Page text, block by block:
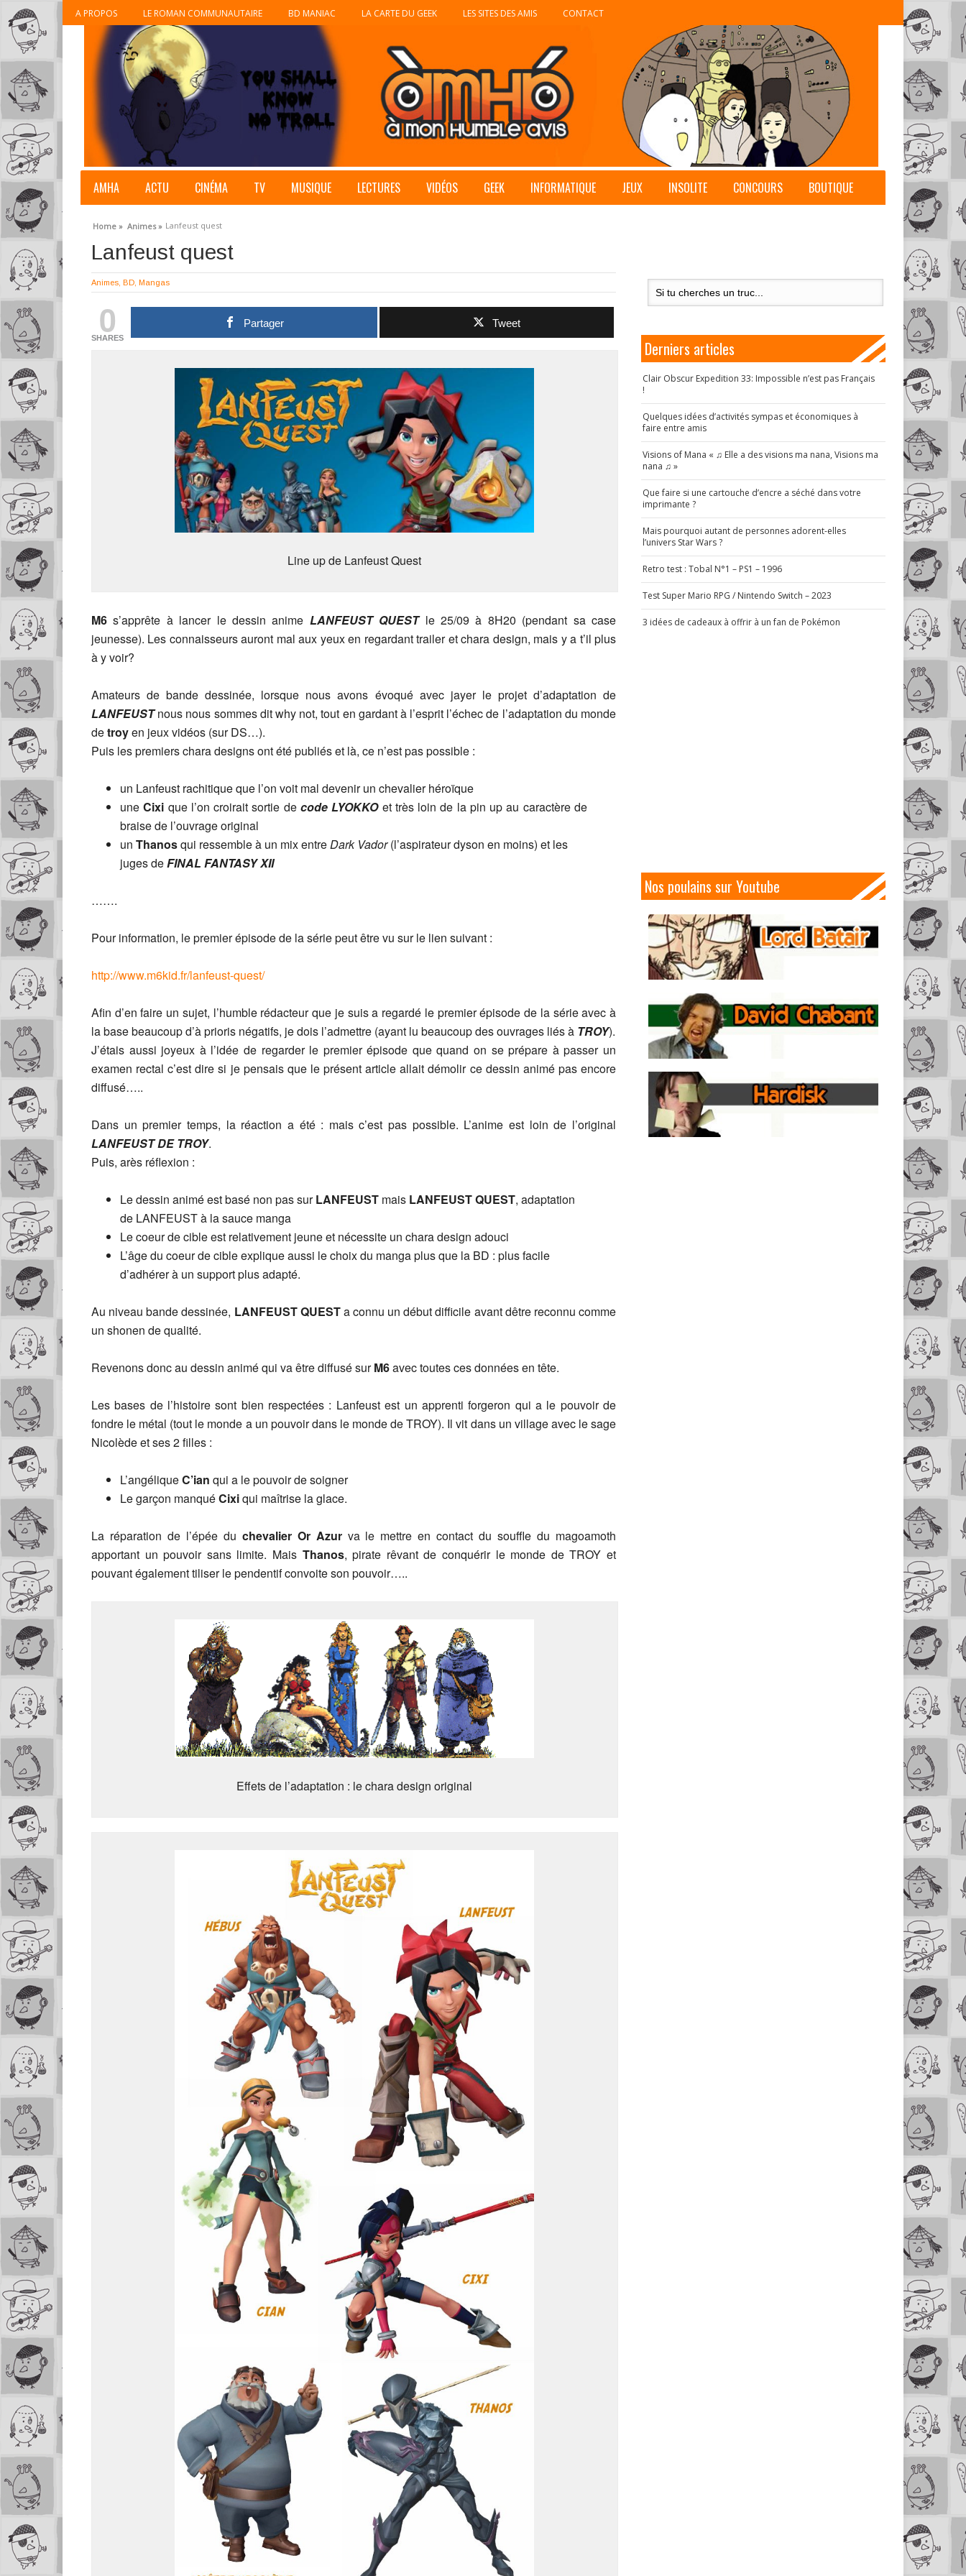
A PROPOS LE ROMAN COMMUNAUTAIRE BD MANIAC LA CARTE DU GEEK LES SITES DES AMIS CONTACT
AMHA ACTU CINÉMA TV MUSIQUE LECTURES VIDÉOS GEEK INFORMATIQUE JEUX INSOLITE CONCOURS BOUTIQUE
Home » Animes » Lanfeust quest
Lanfeust quest
Animes BD Mangas
0
SHARES
Partager Tweet
Line up de Lanfeust Quest
M6 s’apprête à lancer le dessin anime LANFEUST QUEST le 25/09 à 8H20 (pendant sa case
jeunesse). Les connaisseurs auront mal aux yeux en regardant trailer et chara design, mais y a t’il plus
à y voir?
Amateurs de bande dessinée, lorsque nous avons évoqué avec jayer le projet d’adaptation de
LANFEUST nous nous sommes dit why not, tout en gardant à l’esprit l’échec de l’adaptation du monde
detroyen jeux vidéos (sur DS…).
Puis les premiers chara designs ont été publiés et là, ce n’est pas possible :
un Lanfeust rachitique que l’on voit mal devenir un chevalier héroïque
uneCixi que l’on croirait sortie de code LYOKKOet très loin de la pin up au caractère de
braise de l’ouvrage original
un Thanosqui ressemble à un mix entreDark Vador(l’aspirateur dyson en moins) et les
juges deFINAL FANTASY XII
…….
Pour information, le premier épisode de la série peut être vu sur le lien suivant :
http://www.m6kid.fr/lanfeust-quest/
Afin d’en faire un sujet, l’humble rédacteur que je suis a regardé le premier épisode de la série avec à
la base beaucoup d’à prioris négatifs, je dois l’admettre (ayant lu beaucoup des ouvrages liés à TROY).
J’étais aussi joyeux à l’idée de regarder le premier épisode que quand on se prépare à passer un
examen rectal c’est dire si je pensais que le présent article allait démolir ce dessin animé pas encore
diffusé…..
Dans un premier temps, la réaction a été : mais c’est pas possible. L’anime est loin de l’original
LANFEUST DE TROY.
Puis, arès réflexion :
Le dessin animé est basé non pas surLANFEUST mais LANFEUST QUEST, adaptation
de LANFEUST à la sauce manga
Le coeur de cible est relativement jeune et nécessite un chara design adouci
L’âge du coeur de cible explique aussi le choix du manga plus que la BD : plus facile
d’adhérer à un support plus adapté.
Au niveau bande dessinée, LANFEUST QUESTa connu un début difficile avant dêtre reconnu comme
un shonen de qualité.
Revenons donc au dessin animé qui va être diffusé surM6avec toutes ces données en tête.
Les bases de l’histoire sont bien respectées : Lanfeust est un apprenti forgeron qui a le pouvoir de
fondre le métal (tout le monde a un pouvoir dans le monde de TROY). Il vit dans un village avec le sage
Nicolède et ses 2 filles :
L’angéliqueC’ian qui a le pouvoir de soigner
Le garçon manquéCixiqui maîtrise la glace.
La réparation de l’épée du chevalier Or Azurva le mettre en contact du souffle du magoamoth
apportant un pouvoir sans limite. Mais Thanos, pirate rêvant de conquérir le monde de TROY et
pouvant également tiliser le pendentif convoite son pouvoir…..
Effets de l’adaptation : le chara design original
Derniers articles
Clair Obscur Expedition 33: Impossible n’est pas Français
!
Quelques idées d’activités sympas et économiques à
faire entre amis
Visions of Mana « ♫ Elle a des visions ma nana, Visions ma
nana ♫ »
Que faire si une cartouche d’encre a séché dans votre
imprimante ?
Mais pourquoi autant de personnes adorent-elles
l’univers Star Wars ?
Retro test : Tobal N°1 – PS1 – 1996
Test Super Mario RPG / Nintendo Switch – 2023
3 idées de cadeaux à offrir à un fan de Pokémon
Nos poulains sur Youtube